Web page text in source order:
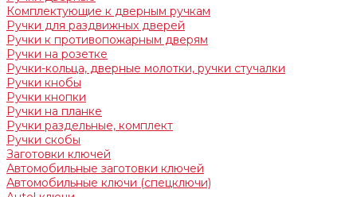
Комплектующие к дверным ручкам
Ручки для раздвижных дверей
Ручки к противопожарным дверям
Ручки на розетке
Ручки-кольца, дверные молотки, ручки стучалки
Ручки кнобы
Ручки кнопки
Ручки на планке
Ручки раздельные, комплект
Ручки скобы
Заготовки ключей
Автомобильные заготовки ключей
Автомобильные ключи (спецключи)